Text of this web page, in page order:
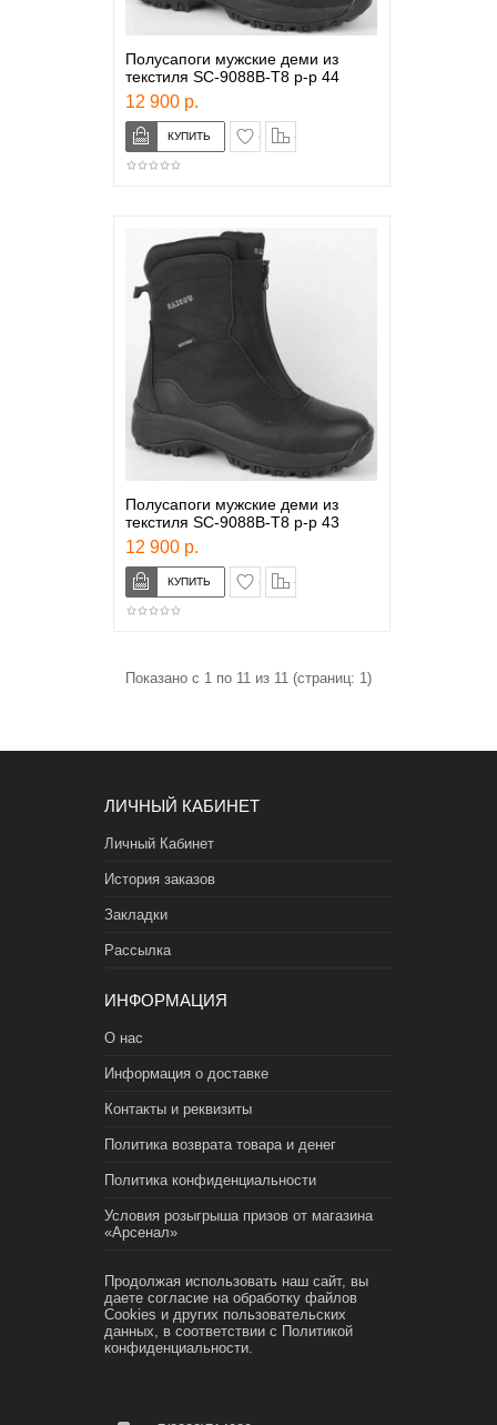
Полусапоги мужские деми из
текстиля SC-9088B-T8 р-р 44
12 900 р.
в закладки
Полусапоги мужские деми из
текстиля SC-9088B-T8 р-р 43
12 900 р.
в закладки
Показано с 1 по 11 из 11 (страниц: 1)
ЛИЧНЫЙ КАБИНЕТ
Личный Кабинет
История заказов
Закладки
Рассылка
ИНФОРМАЦИЯ
О нас
Информация о доставке
Контакты и реквизиты
Политика возврата товара и денег
Политика конфиденциальности
Условия розыгрыша призов от магазина
«Арсенал»
Продолжая использовать наш сайт, вы
даете согласие на обработку файлов
Cookies и других пользовательских
данных, в соответствии с Политикой
конфиденциальности.